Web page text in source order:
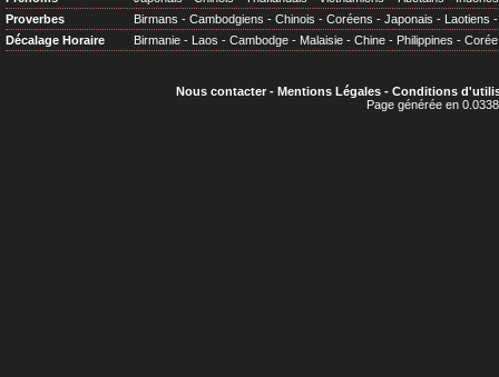
Proverbes
Birmans - Cambodgiens - Chinois - Coréens - Japonais - Laotiens
Décalage Horaire
Birmanie - Laos - Cambodge - Malaisie - Chine - Philippines - Corée
Nous contacter- Mentions Légales- Conditions
Page générée en